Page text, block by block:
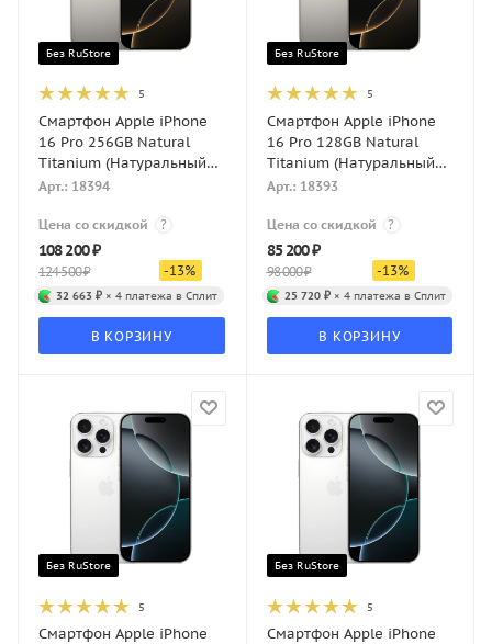
Без RuStore
5
Смартфон Apple iPhone
16 Pro 256GB Natural
Titanium (Натуральный
титан) Dual-SIM
Арт.: 18394
Цена со скидкой ?
108 200₽
124 500₽ -13%
32 663 ₽ × 4 платежа в Сплит
В КОРЗИНУ
Без RuStore
5
Смартфон Apple iPhone
16 Pro 128GB Natural
Titanium (Натуральный
титан) Dual-SIM
Арт.: 18393
Цена со скидкой ?
85 200₽
98 000₽ -13%
25 720 ₽× 4 платежа в Сплит
В КОРЗИНУ
Без RuStore
5
Смартфон Apple iPhone
Без RuStore
5
Смартфон Apple iPhone